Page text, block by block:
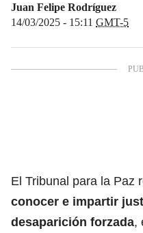
Juan Felipe Rodríguez
14/03/2025 - 15:11 GMT-5
El Tribunal para la Paz
conocer e impartir
desaparición forzada,